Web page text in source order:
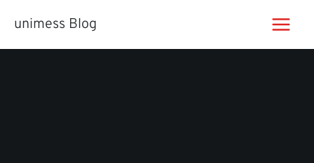
Inhaltunimess Blog